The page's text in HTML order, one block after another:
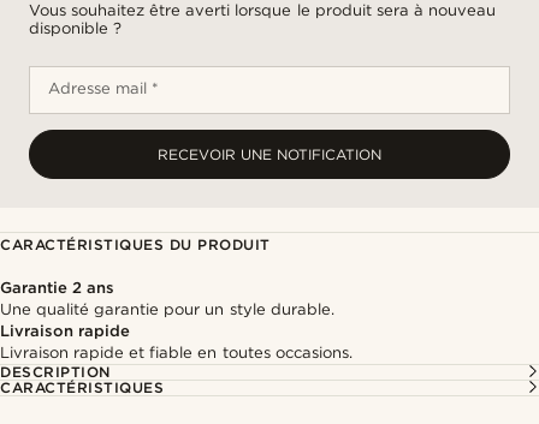
Vous souhaitez être averti lorsque le produit sera à nouveau
disponible ?
Adresse mail *
RECEVOIR UNE NOTIFICATION
CARACTÉRISTIQUES DU PRODUIT
Garantie 2 ans
Une qualité garantie pour un style durable.
Livraison rapide
Livraison rapide et fiable en toutes occasions.
DESCRIPTION
CARACTÉRISTIQUES